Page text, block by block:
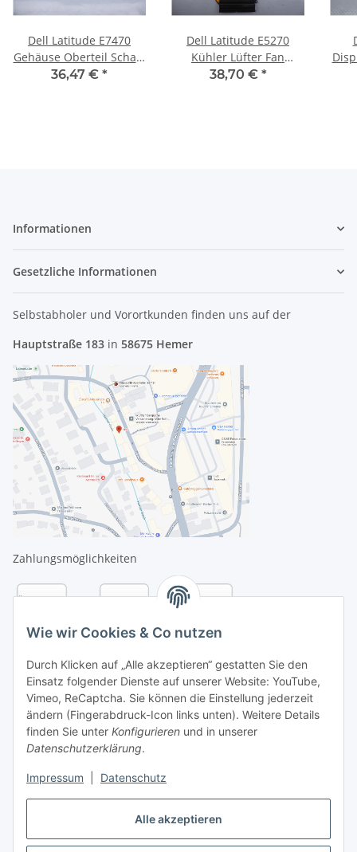
Alle akzeptieren
Wie wir Cookies & Co nutzen
Durch Klicken auf „Alle akzeptieren“ gestatten Sie den
Einsatz folgender Dienste auf unserer Website: YouTube,
Vimeo, ReCaptcha. Sie können die Einstellung jederzeit
ändern (Fingerabdruck-Icon links unten). Weitere Details
finden Sie unter Konfigurieren und in unserer
Datenschutzerklärung.
Impressum Datenschutz
Dell Latitude E7470
Gehäuse Oberteil Schale
009Y17 #4376
36,47 € *
Dell Latitude E5270
Kühler Lüfter Fan
Heatsink 06K37N #4661
38,70 € *
Informationen
Gesetzliche Informationen
Selbstabholer und Vorortkunden finden uns auf der
Hauptstraße 183 in 58675 Hemer
Zahlungsmöglichkeiten